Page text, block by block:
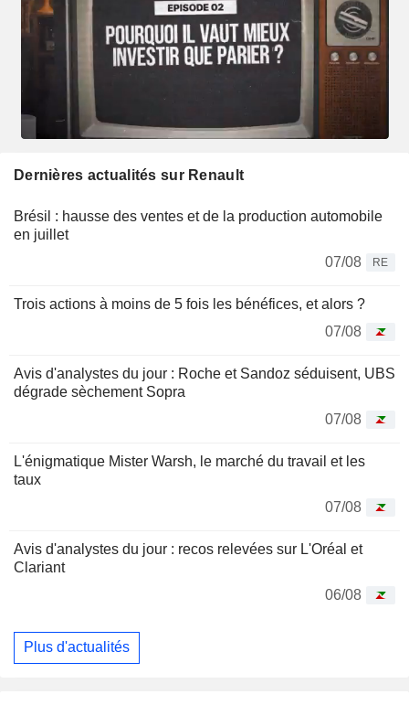
Dernières actualités sur Renault
Brésil : hausse des ventes et de la production automobile
en juillet
07/08
RE
Trois actions à moins de 5 fois les bénéfices, et alors ?
07/08
Avis d'analystes du jour : Roche et Sandoz séduisent, UBS
dégrade sèchement Sopra
07/08
L'énigmatique Mister Warsh, le marché du travail et les
taux
07/08
Avis d'analystes du jour : recos relevées sur L'Oréal et
Clariant
06/08
Plus d'actualités